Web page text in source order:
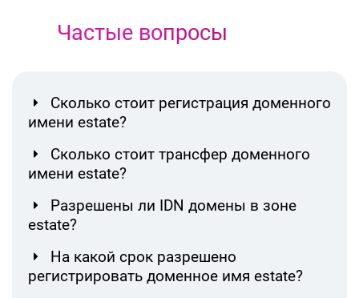
Частые вопросы
Сколько стоит регистрация доменного
имени estate?
Сколько стоит трансфер доменного
имени estate?
Разрешены ли IDN домены в зоне
estate?
На какой срок разрешено
регистрировать доменное имя estate?